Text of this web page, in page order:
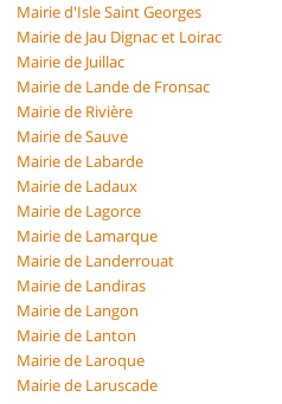
Mairie d'Isle Saint Georges
Mairie de Jau Dignac et Loirac
Mairie de Juillac
Mairie de Lande de Fronsac
Mairie de Rivière
Mairie de Sauve
Mairie de Labarde
Mairie de Ladaux
Mairie de Lagorce
Mairie de Lamarque
Mairie de Landerrouat
Mairie de Landiras
Mairie de Langon
Mairie de Lanton
Mairie de Laroque
Mairie de Laruscade